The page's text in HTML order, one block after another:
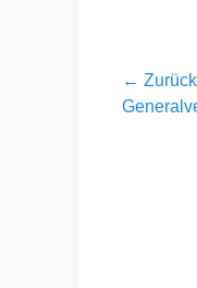
← Zurück